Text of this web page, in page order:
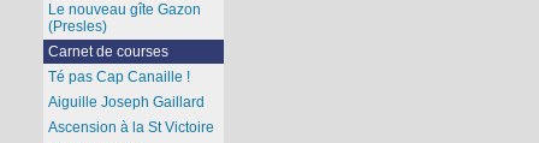
Le nouveau gîte Gazon
(Presles)
Carnet de courses
Té pas Cap Canaille !
Aiguille Joseph Gaillard
Ascension à la St Victoire